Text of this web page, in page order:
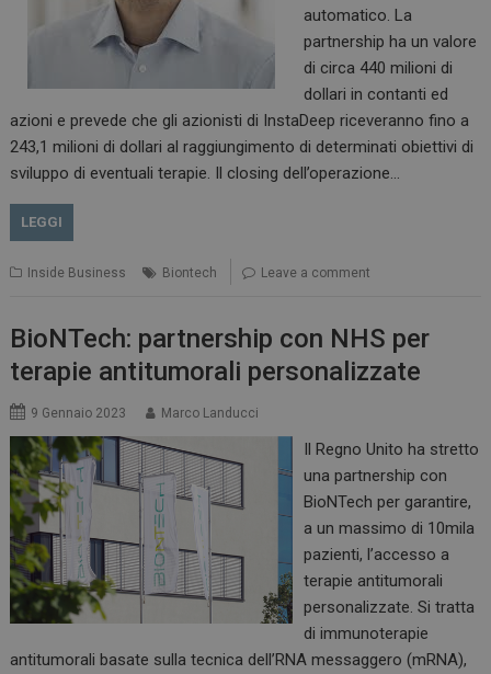
automatico. La
partnership ha un valore
di circa 440 milioni di
dollari in contanti ed
azioni e prevede che gli azionisti di InstaDeep riceveranno fino a
243,1 milioni di dollari al raggiungimento di determinati obiettivi di
sviluppo di eventuali terapie. Il closing dell’operazione…
LEGGI
Inside Business Biontech Leave a comment
BioNTech: partnership con NHS per
terapie antitumorali personalizzate
9 Gennaio 2023 Marco Landucci
Il Regno Unito ha stretto
una partnership con
BioNTech per garantire,
a un massimo di 10mila
pazienti, l’accesso a
terapie antitumorali
personalizzate. Si tratta
di immunoterapie
antitumorali basate sulla tecnica dell’RNA messaggero (mRNA),
ARRAffinitySameSite
Microsoft Corporation
.www.dailyhealthindustry.it
Sessione